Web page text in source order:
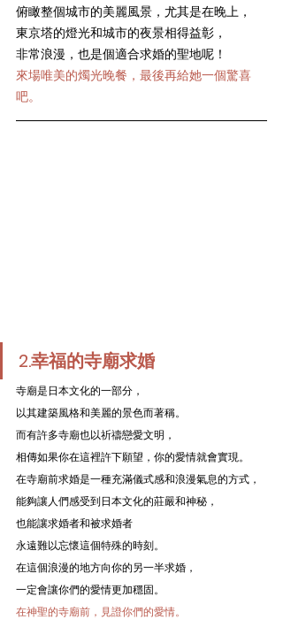
俯瞰整個城市的美麗風景，尤其是在晚上，
東京塔的燈光和城市的夜景相得益彰，
非常浪漫，也是個適合求婚的聖地呢！
來場唯美的燭光晚餐，最後再給她一個驚喜
吧。
2.幸福的寺廟求婚
寺廟是日本文化的一部分，
以其建築風格和美麗的景色而著稱。
而有許多寺廟也以祈禱戀愛文明，
相傳如果你在這裡許下願望，你的愛情就會實現。
在寺廟前求婚是一種充滿儀式感和浪漫氣息的方式，
能夠讓人們感受到日本文化的莊嚴和神秘，
也能讓求婚者和被求婚者
永遠難以忘懷這個特殊的時刻。
在這個浪漫的地方向你的另一半求婚，
一定會讓你們的愛情更加穩固。
在神聖的寺廟前，見證你們的愛情。